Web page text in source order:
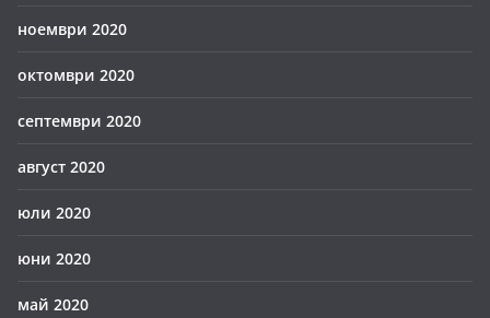
ноември 2020
октомври 2020
септември 2020
август 2020
юли 2020
юни 2020
май 2020